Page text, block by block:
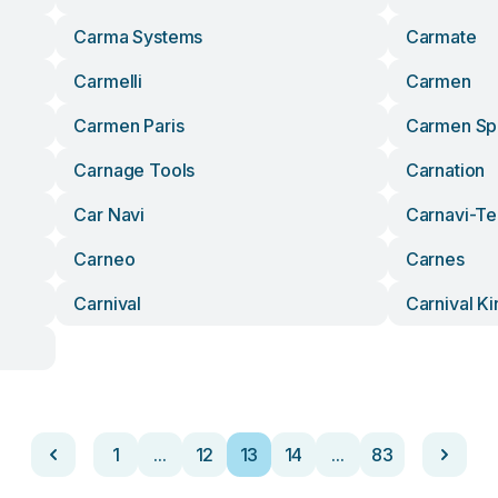
Carma Systems
Carmate
Carmelli
Carmen
Carmen Paris
Carmen
Carnage Tools
Carnation
Car Navi
Carnavi-
Carneo
Carnes
Carnival
Carnival
1 ... 12 13 14 ... 83